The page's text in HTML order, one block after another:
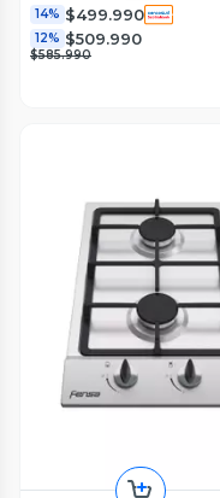
14% $499.990
12% $509.990
$585.990